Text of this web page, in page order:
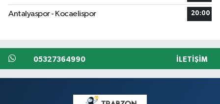
Antalyaspor - Kocaelispor 20:00
05327364990 İLETIŞIM